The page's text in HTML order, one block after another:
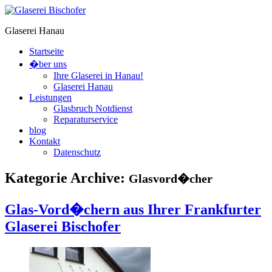
Glaserei Hanau
Startseite
�ber uns
Ihre Glaserei in Hanau!
Glaserei Hanau
Leistungen
Glasbruch Notdienst
Reparaturservice
blog
Kontakt
Datenschutz
Kategorie Archive: Glasvord�cher
Glas-Vord�chern aus Ihrer Frankfurter
Glaserei Bischofer